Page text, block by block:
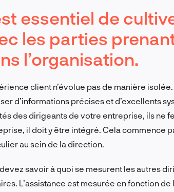
essentiel de
les parties
l’organisation.
client n’évolue pas de manière
d’informations précises et d’excellents
des dirigeants de votre entreprise, ils ne
il doit y être intégré. Cela commence
au sein de la direction.
savoir à quoi se mesurent les autres
L’assistance est mesurée en fonction